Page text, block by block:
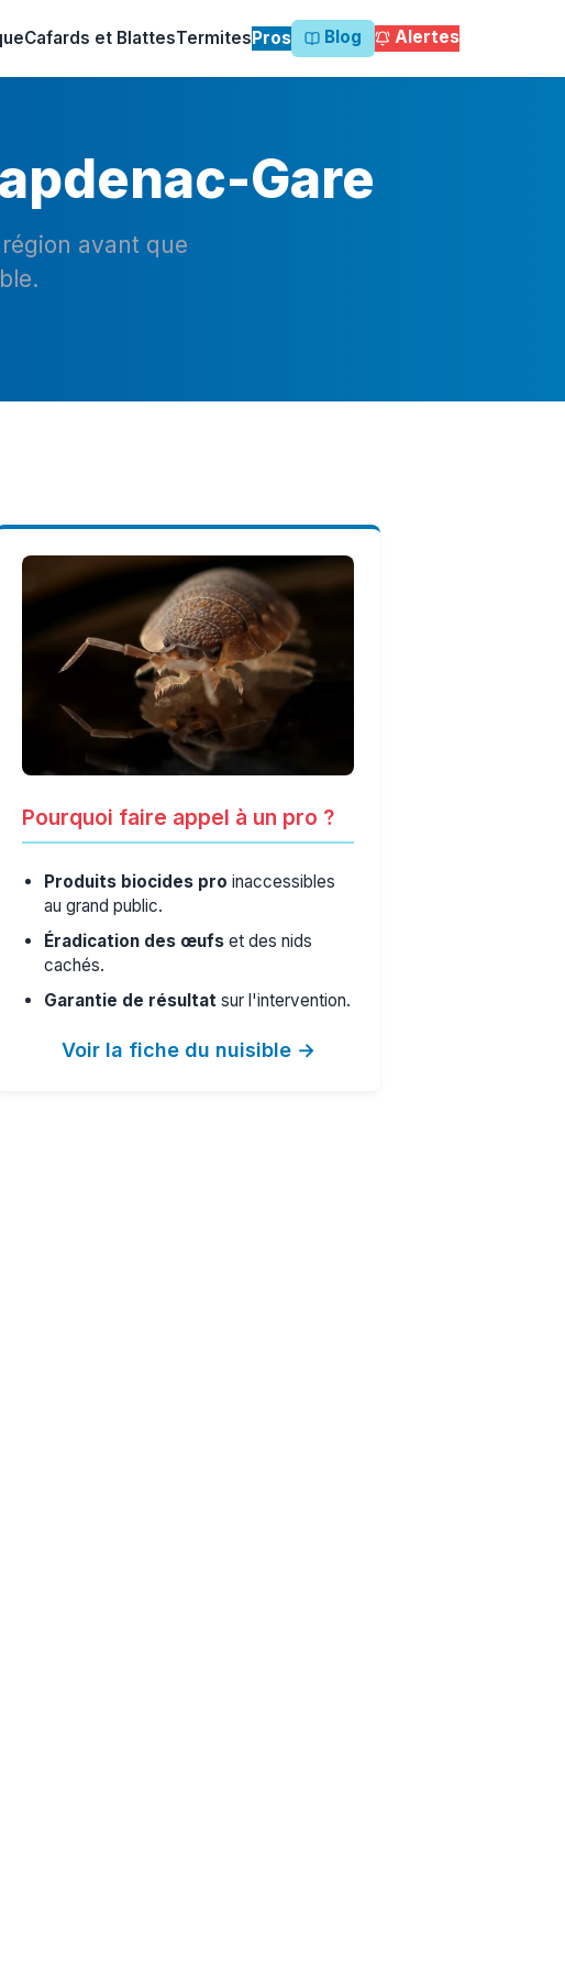
Cafards et BlattesTermitesPros Blog Alertes
Gare
avant que
Pourquoi faire appel à un pro ?
Produits biocides pro inaccessibles
au grand public.
Éradication des œufs et des nids
cachés.
Garantie de résultat sur l'intervention.
Voir la fiche du nuisible →